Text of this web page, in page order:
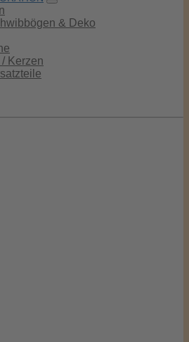
& Deko
Kerzen